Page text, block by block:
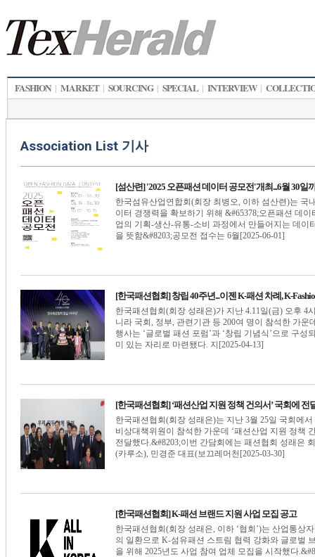
FASHION | MARKET | SOURCING | SPECIAL | INTERVIEW |
Association List 기사
[섬산련] '2025 오픈패션 데이터 공모전'개최...6월 30일
한국섬유산업연합회(회장 최병오, 이하 섬산련)는 국
이터 경쟁력을 확보하기 위해 &#65378;오픈패션 데
업의 기획-생산-유통-소비 과정에서 만들어지는 데
을 뜻함&#8203;공모전 접수는 6월[2025-06-01]
[한국패션협회] 창립 40주년...이젠 K-패션 차례, K-
한국패션협회(회장 성래은)가 지난 4.11일(금) 오후
니라 국회, 정부, 관련기관 등 200여 명이 참석한 가
행사는 ‘글로벌 패션 포럼’과 ‘창립 기념식’으로 구
미 있는 자리로 마련됐다. 지[2025-04-13]
[한국패션협회] ‘패션산업 지원 정책 건의서’ 국회에 전
한국패션협회(회장 성래은)는 지난 3월 25일 국회에
비상대책위원이 참석한 가운데 ‘패션산업 지원 정책
전달했다.&#8203;이번 간담회에는 패션협회 성래은
(카루소), 민경준 대표(보끄레머천[2025-03-30]
[한국패션협회] K-패션 브랜드 지원 사업 모집 공고
한국패션협회(회장 성래은, 이하 ‘협회’)는 산업통상
의 일환으로 K-섬유패션 스트림 협력 강화와 글로벌
을 위해 2025년도 사업 참여 업체 모집을 시작했다